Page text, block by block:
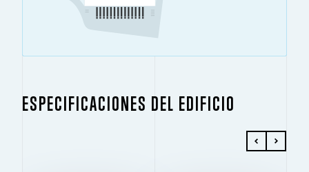
ESPECIFICACIONES DEL EDIFICIO